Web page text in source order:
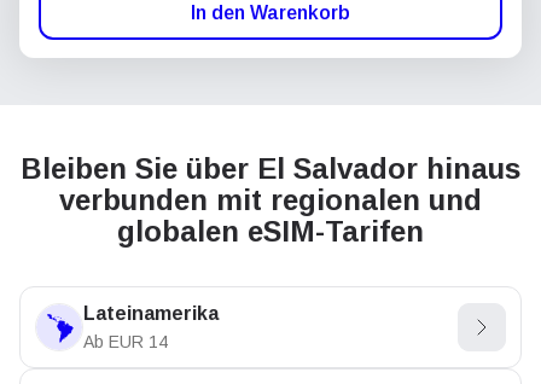
In den Warenkorb
Bleiben Sie über El Salvador hinaus
verbunden mit regionalen und
globalen eSIM-Tarifen
Lateinamerika
Ab EUR 14